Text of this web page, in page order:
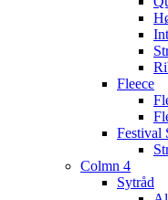
Fleece
Festival
Colmn 4
Sytråd